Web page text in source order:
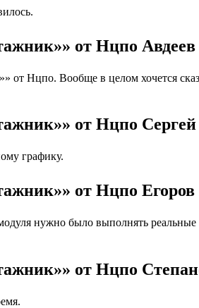
от Нцпо Авдеев
от Нцпо. Вообще в целом хочется
от Нцпо
графику.
от Нцпо
нужно было выполнять реальные
от Нцпо